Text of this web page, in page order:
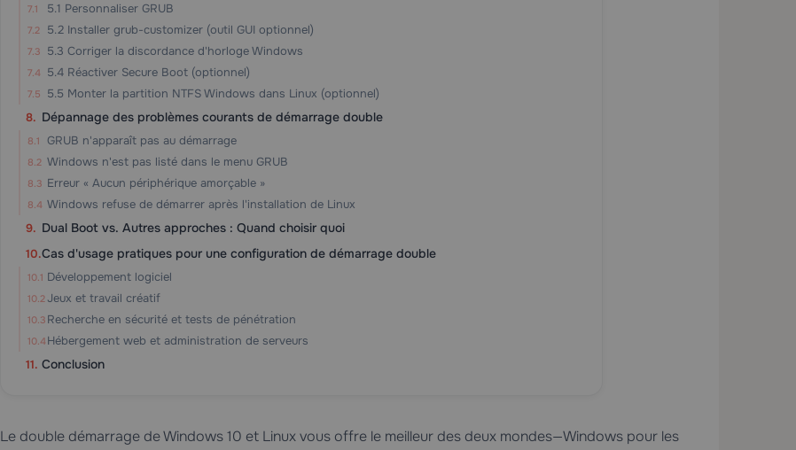
5.1 Personnaliser GRUB
5.2 Installer grub-customizer (outil GUI optionnel)
5.3 Corriger la discordance d'horloge Windows
5.4 Réactiver Secure Boot (optionnel)
5.5 Monter la partition NTFS Windows dans Linux (optionnel)
Dépannage des problèmes courants de démarrage double
GRUB n'apparaît pas au démarrage
Windows n'est pas listé dans le menu GRUB
Erreur « Aucun périphérique amorçable »
Windows refuse de démarrer après l'installation de Linux
Dual Boot vs. Autres approches : Quand choisir quoi
Cas d'usage pratiques pour une configuration de démarrage double
Développement logiciel
Jeux et travail créatif
Recherche en sécurité et tests de pénétration
Hébergement web et administration de serveurs
Conclusion
Le double démarrage de Windows 10 et Linux vous offre le meilleur des deux mondes—Windows pour les